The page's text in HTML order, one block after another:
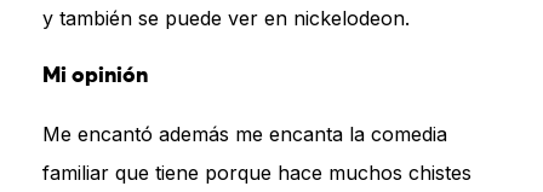
y también se puede ver en nickelodeon.
Mi opinión
Me encantó además me encanta la comedia
familiar que tiene porque hace muchos chistes